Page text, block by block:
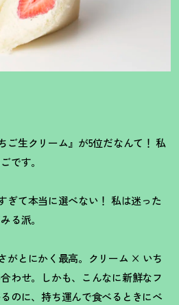
ご生クリーム』が5位だなんて ！ 私
です。
ぎて本当に選べない ！ 私は迷った
る派。
がとにかく最高。クリーム × いち
わせ。しかも、こんなに新鮮なフ
のに、持ち運んで食べるときにべ